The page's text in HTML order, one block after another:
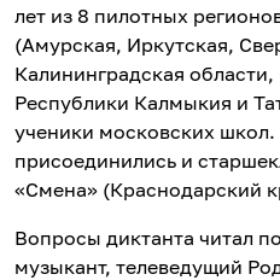
лет из 8 пилотных
(Амурская, Иркутская,
Калининградская
Республики Калмыкия и
ученики московских
присоединились и
«Смена» (Краснодарский
Вопросы диктанта читал
музыкант, телеведущий